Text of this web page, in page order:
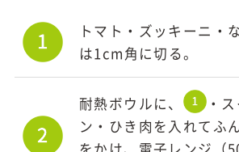
トマト・ズッキーニ・
は1cm角に切る。
耐熱ボウルに、
・
ン・ひき肉を入れてふ